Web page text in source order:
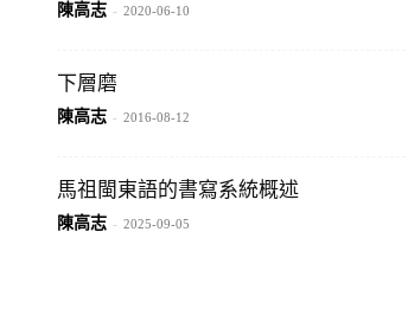
陳高志 - 2020-06-10
下層磨
陳高志 - 2016-08-12
馬祖閩東語的書寫系統概述
陳高志 - 2025-09-05